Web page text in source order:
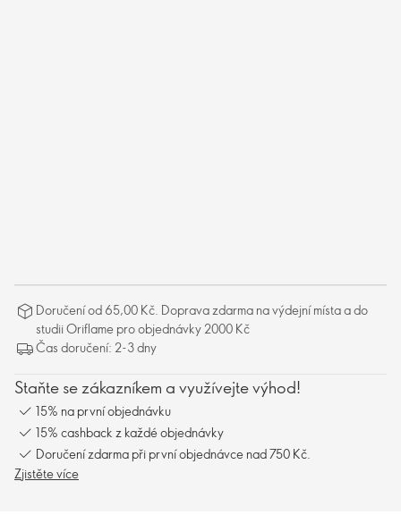
Doručení od 65,00 Kč. Doprava zdarma na výdejní místa a do
studii Oriflame pro objednávky 2000 Kč
Čas doručení: 2-3 dny
Staňte se zákazníkem a využívejte výhod!
15% na první objednávku
15% cashback z každé objednávky
Doručení zdarma při první objednávce nad 750 Kč.
Zjistěte více